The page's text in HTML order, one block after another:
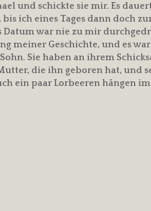
und schickte sie mir. Es
ich eines Tages dann doch
Datum war nie zu mir
meiner Geschichte, und es
Sie haben an ihrem
die ihn geboren hat, und
ein paar Lorbeeren hängen